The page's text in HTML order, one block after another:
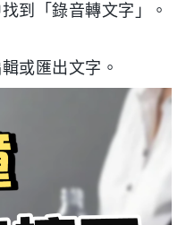
到「錄音轉文字」。
或匯出文字。